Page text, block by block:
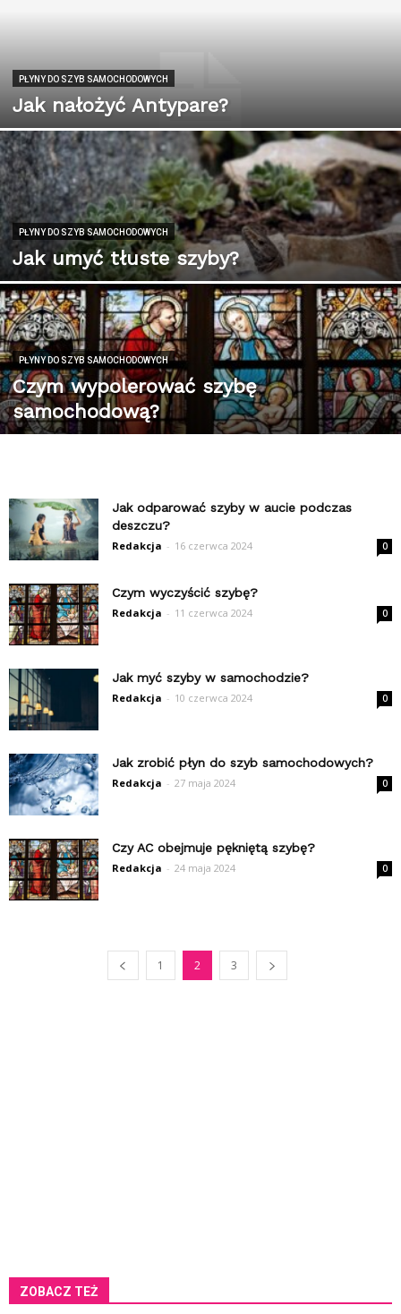
PŁYNY DO SZYB SAMOCHODOWYCH
Jak nałożyć Antypare?
PŁYNY DO SZYB SAMOCHODOWYCH
Jak umyć tłuste szyby?
PŁYNY DO SZYB SAMOCHODOWYCH
Czym wypolerować szybę
samochodową?
Jak odparować szyby w aucie podczas
deszczu?
Redakcja - 16 czerwca 2024 0
Czym wyczyścić szybę?
Redakcja - 11 czerwca 2024 0
Jak myć szyby w samochodzie?
Redakcja - 10 czerwca 2024 0
Jak zrobić płyn do szyb samochodowych?
Redakcja - 27 maja 2024 0
Czy AC obejmuje pękniętą szybę?
Redakcja - 24 maja 2024 0
1 2 3
ZOBACZ TEŻ